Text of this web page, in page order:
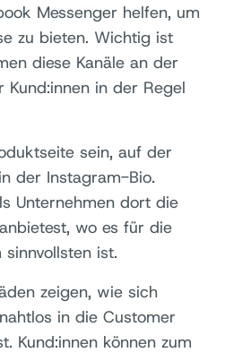
Messenger helfen, um
zu bieten. Wichtig ist
diese Kanäle an der
in der Regel
sein, auf der
der Instagram-Bio.
Unternehmen dort die
wo es für die
ist.
zeigen, wie sich
in die Customer
Kund:innen können zum